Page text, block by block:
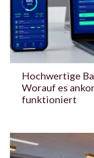
Hochwertige
Worauf es
funktioniert